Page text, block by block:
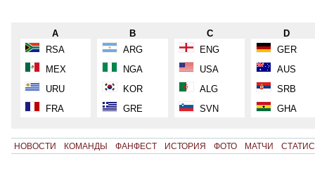
A
RSA
MEX
URU
FRA
B
ARG
NGA
KOR
GRE
C
ENG
USA
ALG
SVN
D
GER
AUS
SRB
GHA
НОВОСТИ КОМАНДЫ ФАНФЕСТ ИСТОРИЯ ФОТО МАТЧИ